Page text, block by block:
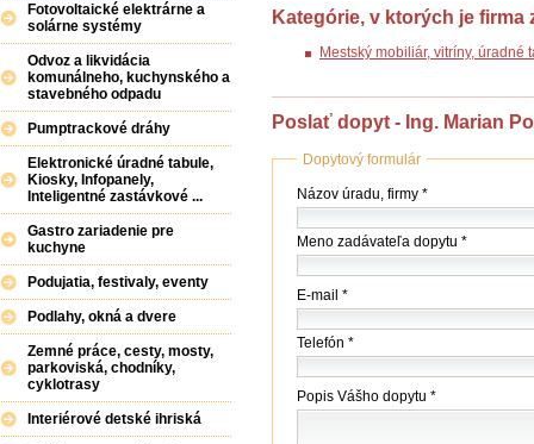
Kategórie, v ktorých je firma
Mestský mobiliár, vitríny, úradné
Poslať dopyt - Ing. Marian
Dopytový formulár
Názov
(firmy
/
úradu)
Názov úradu, firmy *
Meno zadávateľa dopytu *
E-mail *
Telefón *
Popis Vášho dopytu *
Fotovoltaické elektrárne a
solárne systémy
Odvoz a likvidácia
komunálneho, kuchynského a
stavebného odpadu
Pumptrackové dráhy
Elektronické úradné tabule,
Kiosky, Infopanely,
Inteligentné zastávkové ...
Gastro zariadenie pre
kuchyne
Podujatia, festivaly, eventy
Podlahy, okná a dvere
Zemné práce, cesty, mosty,
parkoviská, chodníky,
cyklotrasy
Interiérové detské ihriská